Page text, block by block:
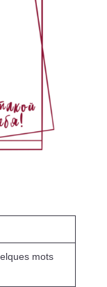
mots